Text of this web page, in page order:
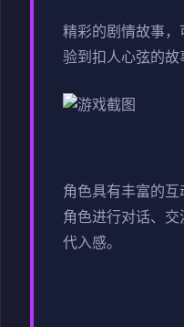
精彩的剧情故事
验到扣人心弦的故
角色具有丰富的互
角色进行对话、
代入感。